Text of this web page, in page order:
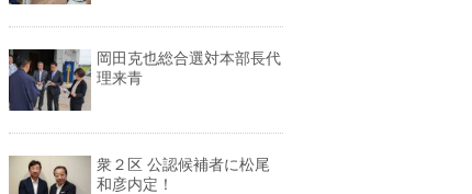
岡田克也総合選対本部長代
理来青
衆２区 公認候補者に松尾
和彦内定！